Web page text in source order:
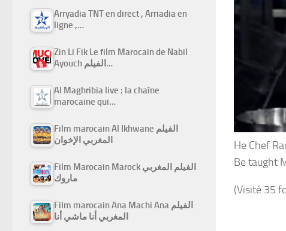
He Chef
Be taught
(Visité 35
Arryadia TNT en direct , Arriadia en
ligne ,…
Zin Li Fik Le film Marocain de Nabil
Ayouch الفيلم…
Al Maghribia live : la chaîne
marocaine qui…
Film marocain Al Ikhwane الفيلم
المغربي الإخوان
Film Marocain Marock الفيلم المغربي
ماروك
Film marocain Ana Machi Ana الفيلم
المغربي أنا ماشي أنا